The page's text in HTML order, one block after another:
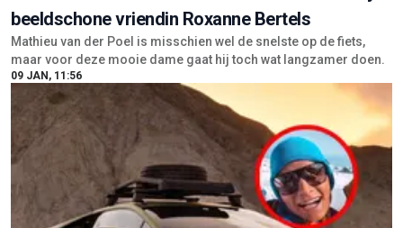
beeldschone vriendin Roxanne Bertels
Mathieu van der Poel is misschien wel de snelste op de fiets,
maar voor deze mooie dame gaat hij toch wat langzamer doen.
09 JAN, 11:56